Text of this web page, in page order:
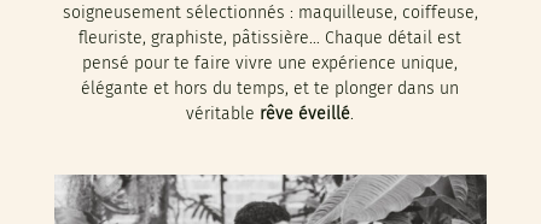
soigneusement sélectionnés : maquilleuse, coiffeuse,
fleuriste, graphiste, pâtissière… Chaque détail est
pensé pour te faire vivre une expérience unique,
élégante et hors du temps, et te plonger dans un
véritable rêve éveillé.